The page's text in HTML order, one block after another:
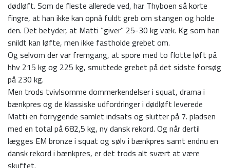
dødløft. Som de fleste allerede ved, har Thyboen så korte
fingre, at han ikke kan opnå fuldt greb om stangen og holde
den. Det betyder, at Matti “giver” 25-30 kg væk. Kg som han
snildt kan løfte, men ikke fastholde grebet om.
Og selvom der var fremgang, at spore med to flotte løft på
hhv 215 kg og 225 kg, smuttede grebet på det sidste forsøg
på 230 kg.
Men trods tvivlsomme dommerkendelser i squat, drama i
bænkpres og de klassiske udfordringer i dødløft leverede
Matti en forrygende samlet indsats og slutter på 7. pladsen
med en total på 682,5 kg, ny dansk rekord. Og når dertil
lægges EM bronze i squat og sølv i bænkpres samt endnu en
dansk rekord i bænkpres, er det trods alt svært at være
skuffet.